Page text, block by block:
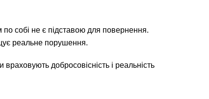
собі не є підставою для повернення.
реальне порушення.
добросовісність і реальність